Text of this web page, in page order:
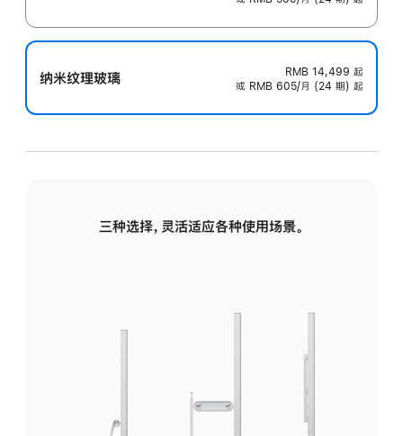
纳米纹理玻璃 RMB 14,499 起
或 RMB 605/月 (24 期) 起
三种选择，灵活适应各种使用场景。